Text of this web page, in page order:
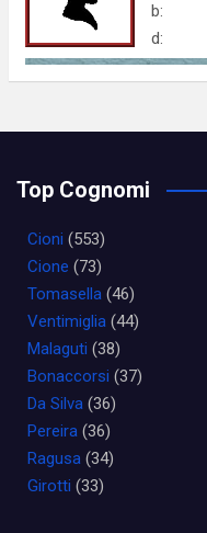
b:
d:
Top Cognomi
Cioni (553)
Cione (73)
Tomasella (46)
Ventimiglia (44)
Malaguti (38)
Bonaccorsi (37)
Da Silva (36)
Pereira (36)
Ragusa (34)
Girotti (33)